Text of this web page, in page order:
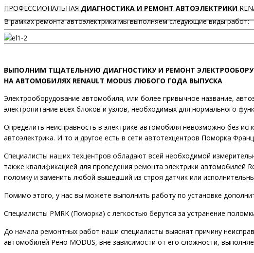
ПРОФЕССИОНАЛЬНАЯДИАГНОСТИКА И РЕМОНТ АВТОЭЛЕКТРИКИ
В рамках ремонта автоэлектрики мы выполняем следующие виды работ:
ВЫПОЛНИМ ТЩАТЕЛЬНУЮ ДИАГНОСТИКУ И РЕМОНТ
НА АВТОМОБИЛЯХ RENAULT MODUS ЛЮБОГО ГОДА ВЫПУСКА
Электрооборудование автомобиля, или более привычное название,
электропитание всех блоков и узлов, необходимых для нормального
Определить неисправность в электрике автомобиля невозможно без
автоэлектрика. И то и другое есть в сети автотехцентров Поморка
Специалисты наших техцентров обладают всей необходимой
также квалификацией для проведения ремонта электрики автомобилей
поломку и заменить любой вышедший из строя датчик или
Помимо этого, у нас вы можете выполнить работу по установке
Специалисты PMRK (Поморка) с легкостью берутся за устранение
До начала ремонтных работ наши специалисты выяснят причину
автомобилей Рено MODUS, вне зависимости от его сложности,